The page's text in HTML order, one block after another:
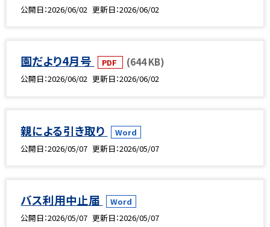
公開日 2026/06/02 更新日 2026/06/02
園だより4月号 PDF (644 KB)
公開日 2026/06/02 更新日 2026/06/02
親による引き取り
Word
公開日 2026/05/07 更新日 2026/05/07
バス利用中止届
Word
公開日 2026/05/07 更新日 2026/05/07